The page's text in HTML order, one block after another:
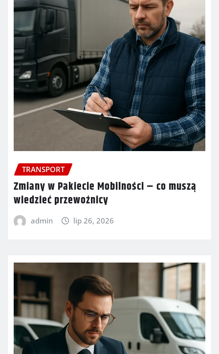
TRANSPORT
Zmiany w Pakiecie Mobilności – co muszą
wiedzieć przewoźnicy
admin lip 26, 2026